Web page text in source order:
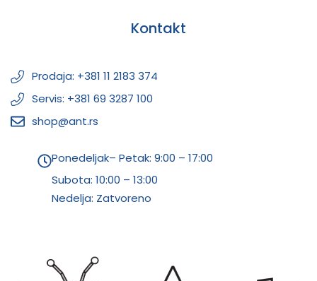
Kontakt
Prodaja: +381 11 2183 374
Servis: +381 69 3287 100
shop@ant.rs
Ponedeljak– Petak: 9:00 – 17:00
Subota: 10:00 – 13:00
Nedelja: Zatvoreno